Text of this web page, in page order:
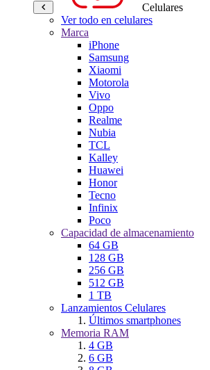
Celulares
Ver todo en celulares
Marca
iPhone
Samsung
Xiaomi
Motorola
Vivo
Oppo
Realme
Nubia
TCL
Kalley
Huawei
Honor
Tecno
Infinix
Poco
Capacidad de almacenamiento
64 GB
128 GB
256 GB
512 GB
1 TB
Lanzamientos Celulares
Últimos smartphones
Memoria RAM
4 GB
6 GB